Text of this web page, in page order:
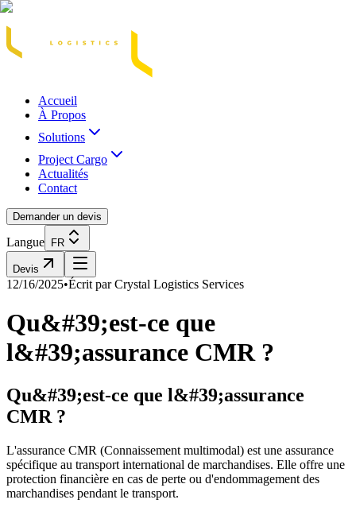
Acasă
Accueil
À Propos
Solutions
Project Cargo
Actualités
Contact
Demander un devis
Langue FR
Devis
12/16/2025•Écrit par Crystal Logistics Services
Qu&#39;est-ce que
l&#39;assurance CMR ?
Qu&#39;est-ce que l&#39;assurance
CMR ?
L'assurance CMR (Connaissement multimodal) est une assurance
spécifique au transport international de marchandises. Elle offre une
protection financière en cas de perte ou d'endommagement des
marchandises pendant le transport.